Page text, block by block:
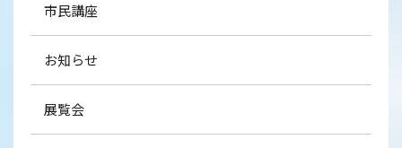
市民講座
お知らせ
展覧会